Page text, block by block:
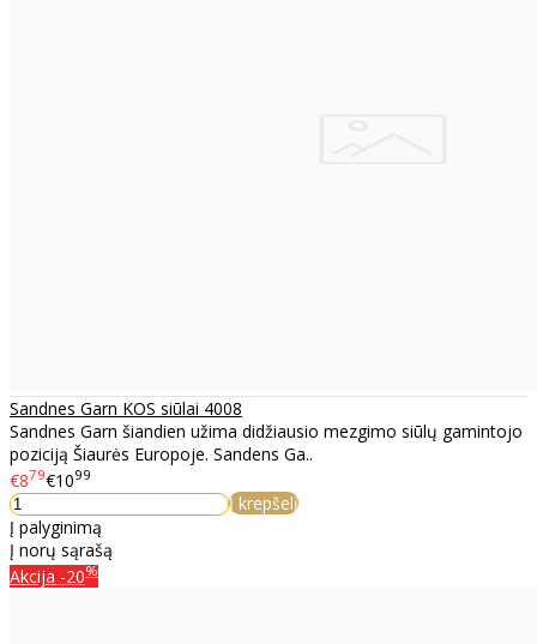
Sandnes Garn KOS siūlai 4008
Sandnes Garn šiandien užima didžiausio mezgimo siūlų gamintojo
poziciją Šiaurės Europoje. Sandens Ga..
€879€1099
Į krepšelį
Į palyginimą
Į norų sąrašą
Akcija -20%